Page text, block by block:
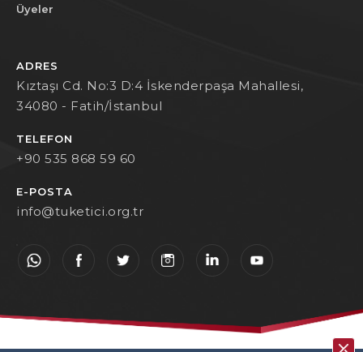
Üyeler
ADRES
Kıztaşı Cd. No:3 D:4 İskenderpaşa Mahallesi,
34080 - Fatih/İstanbul
TELEFON
+90 535 868 59 60
E-POSTA
info@tuketici.org.tr